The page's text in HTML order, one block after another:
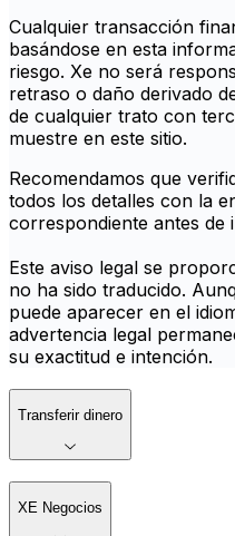
Cualquier transacción
basándose en esta
riesgo. Xe no será
retraso o daño derivado
de cualquier trato con
muestre en este sitio.
Recomendamos que
todos los detalles con la
correspondiente antes de
Este aviso legal se
no ha sido traducido.
puede aparecer en el
advertencia legal
su exactitud e intención.
Transferir dinero
XE Negocios